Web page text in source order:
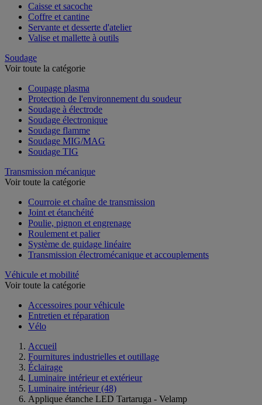
Caisse et sacoche
Coffre et cantine
Servante et desserte d'atelier
Valise et mallette à outils
Soudage
Voir toute la catégorie
Coupage plasma
Protection de l'environnement du soudeur
Soudage à électrode
Soudage électronique
Soudage flamme
Soudage MIG/MAG
Soudage TIG
Transmission mécanique
Voir toute la catégorie
Courroie et chaîne de transmission
Joint et étanchéité
Poulie, pignon et engrenage
Roulement et palier
Système de guidage linéaire
Transmission électromécanique et accouplements
Véhicule et mobilité
Voir toute la catégorie
Accessoires pour véhicule
Entretien et réparation
Vélo
Accueil
Fournitures industrielles et outillage
Éclairage
Luminaire intérieur et extérieur
Luminaire intérieur (48)
Applique étanche LED Tartaruga - Velamp